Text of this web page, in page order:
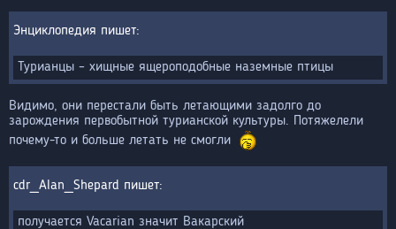
Энциклопедия
Турианцы – хищные ящероподобные наземные птицы
Видимо, они перестали быть летающими задолго до
зарождения первобытной турианской культуры. Потяжелели
почему-то и больше летать не смогли
cdr_Alan_Shepard
получается Vacarian значит Вакарский